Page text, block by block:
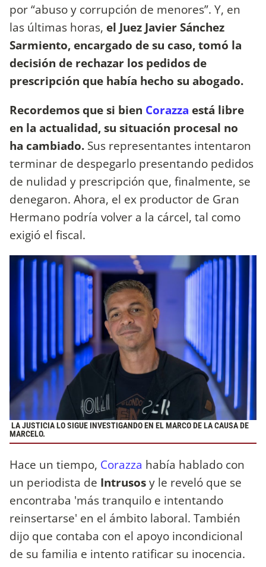
por “abuso y corrupción de menores”. Y, en
las últimas horas, el Juez Javier Sánchez
Sarmiento, encargado de su caso, tomó la
decisión de rechazar los pedidos de
prescripción que había hecho su abogado.
Recordemos que si bien Corazza está libre
en la actualidad, su situación procesal no
ha cambiado. Sus representantes intentaron
terminar de despegarlo presentando pedidos
de nulidad y prescripción que, finalmente, se
denegaron. Ahora, el ex productor de Gran
Hermano podría volver a la cárcel, tal como
exigió el fiscal.
LA JUSTICIA LO SIGUE INVESTIGANDO EN EL MARCO DE LA CAUSA DE
MARCELO.
Hace un tiempo, Corazza había hablado con
un periodista de Intrusosy le reveló que se
encontraba 'más tranquilo e intentando
reinsertarse' en el ámbito laboral. También
dijo que contaba con el apoyo incondicional
de su familia e intento ratificar su inocencia.